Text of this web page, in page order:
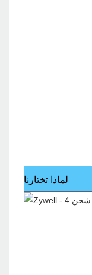
لماذا تختارنا